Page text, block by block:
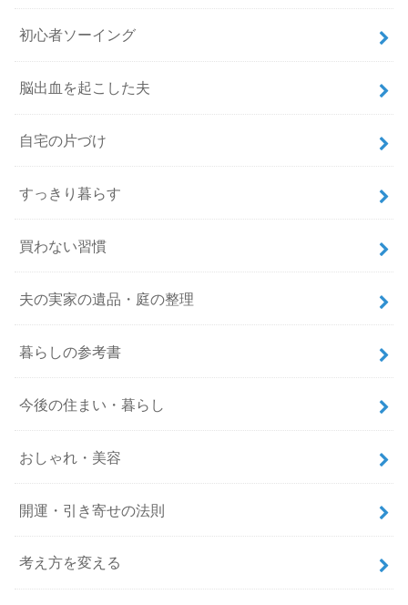
初心者ソーイング
脳出血を起こした夫
自宅の片づけ
すっきり暮らす
買わない習慣
夫の実家の遺品・庭の整理
暮らしの参考書
今後の住まい・暮らし
おしゃれ・美容
開運・引き寄せの法則
考え方を変える